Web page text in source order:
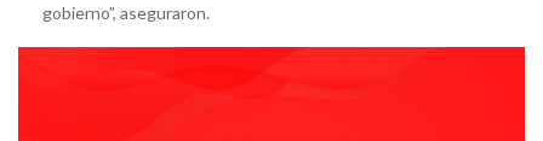
gobierno”, aseguraron.